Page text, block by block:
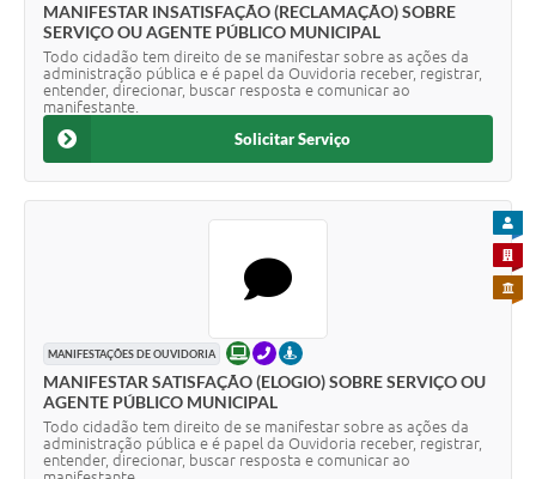
MANIFESTAR INSATISFAÇÃO (RECLAMAÇÃO) SOBRE
SERVIÇO OU AGENTE PÚBLICO MUNICIPAL
Todo cidadão tem direito de se manifestar sobre as ações da
administração pública e é papel da Ouvidoria receber, registrar,
entender, direcionar, buscar resposta e comunicar ao
manifestante.
Solicitar Serviço
MANIFESTAÇÕES DE OUVIDORIA ONLINETELEFONEPRESENCIAL
MANIFESTAR SATISFAÇÃO (ELOGIO) SOBRE SERVIÇO OU
AGENTE PÚBLICO MUNICIPAL
Todo cidadão tem direito de se manifestar sobre as ações da
administração pública e é papel da Ouvidoria receber, registrar,
entender, direcionar, buscar resposta e comunicar ao
PARA
PARA